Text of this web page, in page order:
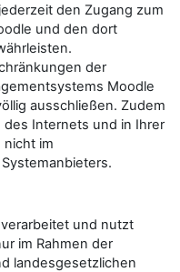
den Zugang zum
und den dort
der
Moodle
ausschließen. Zudem
des Internets und in Ihrer
nicht im
und nutzt
im Rahmen der
landesgesetzlichen